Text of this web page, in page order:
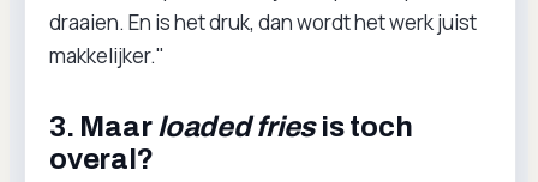
draaien. En is het druk, dan wordt het werk juist
makkelijker."
3. Maar loaded friesis toch
overal?